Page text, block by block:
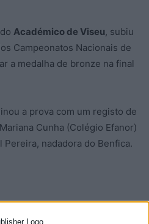
Académico de Viseu, subiu
Campeonatos Nacionais de
a medalha de bronze na final
a prova com um registo de
Cunha (Colégio Efanor)
Pereira, nadadora do Benfica.